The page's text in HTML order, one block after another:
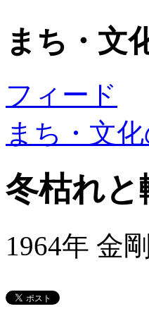
まち・文
フィード
まち・文
冬枯れと
1964年 金